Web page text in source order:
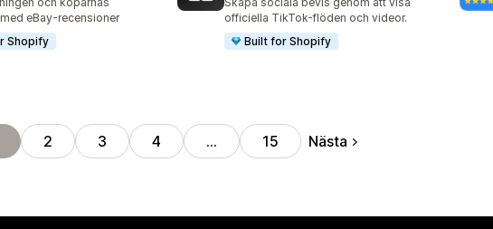
eBay-recensioner
Shopify
officiella TikTok-flöden och videor.
Built for Shopify
2 3 4 … 15 Nästa